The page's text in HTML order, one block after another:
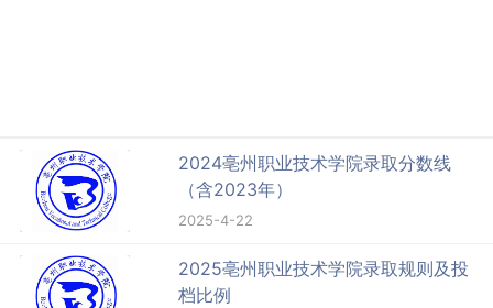
2024亳州职业技术学院录取分数线
（含2023年）
2025-4-22
2025亳州职业技术学院录取规则及投
档比例